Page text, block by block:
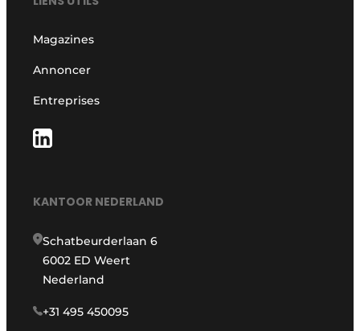
Magazines
Annoncer
Entreprises
KANTOOR NEDERLAND
Schatbeurderlaan 6
6002 ED Weert
Nederland
+31 495 450095